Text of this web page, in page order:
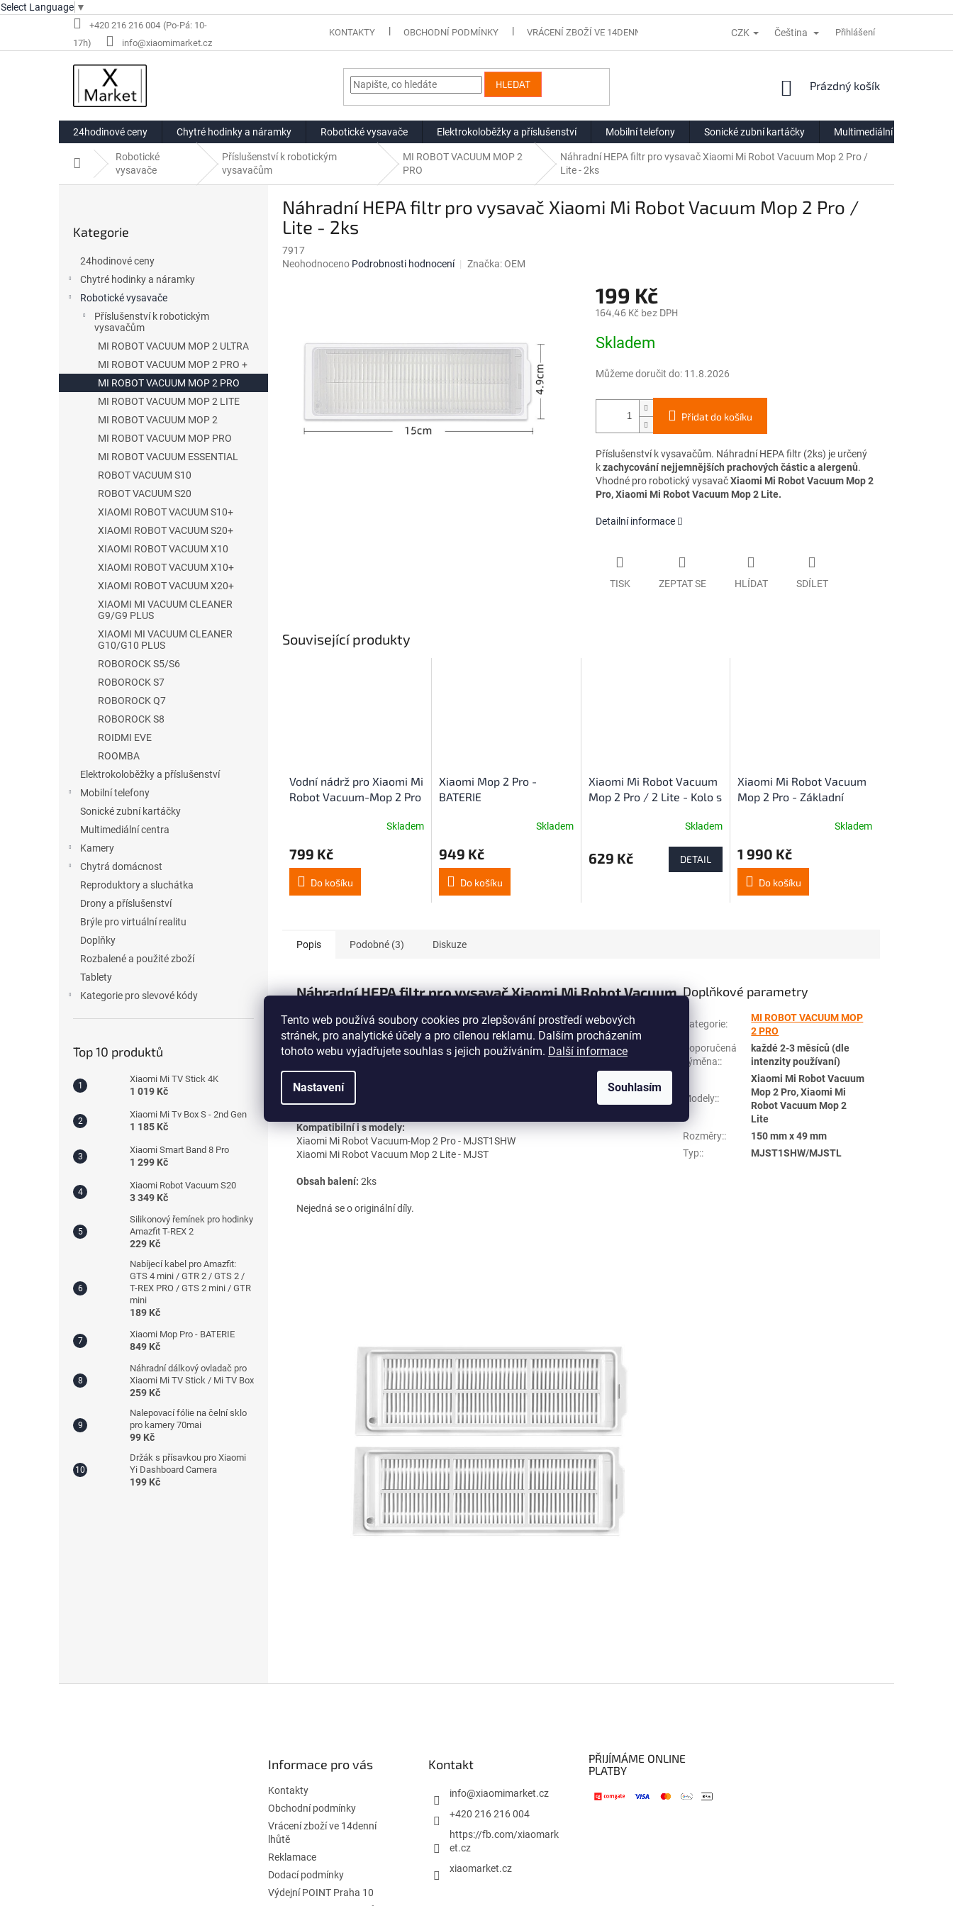
Select Language ▼
Tento web používá soubory cookies pro zlepšování prostředí webových
stránek, pro analytické účely a pro cílenou reklamu. Dalším procházením
tohoto webu vyjadřujete souhlas s jejich používáním. Další informace
Nastavení Souhlasím
+420 216 216 004
info@xiaomimarket.cz
KONTAKTY OBCHODNÍ PODMÍNKY VRÁCENÍ ZBOŽÍ VE 14DENNÍ LHŮTĚ REKLAMACE DODACÍ PODMÍNKY
CZK Čeština Přihlášení
HLEDAT
NÁKUPNÍ
Prázdný košík
24hodinové ceny Chytré hodinky a náramky Robotické vysavače Elektrokoloběžky a příslušenství Mobilní telefony Sonické zubní kartáčky Multimediální centra
Domů
Robotické
vysavače
Příslušenství k robotickým
vysavačům
MI ROBOT VACUUM MOP 2
PRO
Náhradní HEPA filtr pro vysavač Xiaomi Mi Robot Vacuum Mop 2 Pro /
Lite - 2ks
e
l
kategorie
Kategorie
24hodinové ceny
Chytré hodinky a náramky
Robotické vysavače
Příslušenství k robotickým
vysavačům
MI ROBOT VACUUM MOP 2 ULTRA
MI ROBOT VACUUM MOP 2 PRO +
MI ROBOT VACUUM MOP 2 PRO
MI ROBOT VACUUM MOP 2 LITE
MI ROBOT VACUUM MOP 2
MI ROBOT VACUUM MOP PRO
MI ROBOT VACUUM ESSENTIAL
ROBOT VACUUM S10
ROBOT VACUUM S20
XIAOMI ROBOT VACUUM S10+
XIAOMI ROBOT VACUUM S20+
XIAOMI ROBOT VACUUM X10
XIAOMI ROBOT VACUUM X10+
XIAOMI ROBOT VACUUM X20+
XIAOMI MI VACUUM CLEANER
G9/G9 PLUS
XIAOMI MI VACUUM CLEANER
G10/G10 PLUS
ROBOROCK S5/S6
ROBOROCK S7
ROBOROCK Q7
ROBOROCK S8
ROIDMI EVE
ROOMBA
Elektrokoloběžky a příslušenství
Mobilní telefony
Sonické zubní kartáčky
Multimediální centra
Kamery
Chytrá domácnost
Reproduktory a sluchátka
Drony a příslušenství
Brýle pro virtuální realitu
Doplňky
Rozbalené a použité zboží
Tablety
Kategorie pro slevové kódy
Top 10 produktů
Xiaomi Mi TV Stick 4K
1 019 Kč
Xiaomi Mi Tv Box S - 2nd Gen
1 185 Kč
Xiaomi Smart Band 8 Pro
1 299 Kč
Xiaomi Robot Vacuum S20
3 349 Kč
Silikonový řemínek pro hodinky
Amazfit T-REX 2
229 Kč
Nabíjecí kabel pro Amazfit:
GTS 4 mini / GTR 2 / GTS 2 /
T-REX PRO / GTS 2 mini / GTR
mini
189 Kč
Xiaomi Mop Pro - BATERIE
849 Kč
Náhradní dálkový ovladač pro
Xiaomi Mi TV Stick / Mi TV Box
259 Kč
Nalepovací fólie na čelní sklo
pro kamery 70mai
99 Kč
Držák s přísavkou pro Xiaomi
Yi Dashboard Camera
199 Kč
Náhradní HEPA filtr pro vysavač Xiaomi Mi Robot Vacuum Mop 2 Pro /
Lite - 2ks
7917
Průměrné
Neohodnoceno Podrobnosti hodnocení Značka: OEM
199 Kč
164,46 Kč bez DPH
cena:
Skladem
Můžeme doručit do: 11.8.2026
Přidat do košíku
Příslušenství k vysavačům. Náhradní HEPA filtr (2ks) je určený
kzachycování nejjemnějších prachových částic a alergenů.
Vhodné pro robotický vysavačXiaomi Mi Robot Vacuum Mop 2
Pro, Xiaomi Mi Robot Vacuum Mop 2 Lite.
Detailní informace
TISK ZEPTAT SE HLÍDAT SDÍLET
Související produkty
Vodní nádrž pro Xiaomi Mi
Robot Vacuum-Mop 2 Pro
produktu
je
4,0
z
Skladem
799 Kč
Do košíku
Xiaomi Mop 2 Pro -
BATERIE
Skladem
949 Kč
Do košíku
Xiaomi Mi Robot Vacuum
Mop 2 Pro / 2 Lite - Kolo s
Skladem
629 Kč DETAIL
Xiaomi Mi Robot Vacuum
Mop 2 Pro - Základní
Skladem
1 990 Kč
Do košíku
Popis Podobné (3) Diskuze
Náhradní HEPA filtr pro vysavač Xiaomi Mi Robot Vacuum
Výrobce doporučuje měnit filtr přibližně každé 2-3 měsíce, dle intenzity
používání. Výměna filtru je důležitá pro správnou filtrační funkci vysavače a také
napomáhá kobnovení sacího výkonu vysavače.
Náhradní filtr
je vhodný pro robotické vysavače Xiaomi Mi Robot Vacuum Mop 2
Pro, Xiaomi Mi Robot Vacuum Mop 2 Lite. Kompatibilní s modely MJST1SHW, MJSTL.
Kompatibilní i s modely:
Xiaomi Mi Robot Vacuum-Mop 2 Pro - MJST1SHW
Xiaomi Mi Robot Vacuum Mop 2 Lite - MJST
Obsah balení: 2ks
Nejedná se o originální díly.
Doplňkové parametry
Kategorie:
MI ROBOT VACUUM MOP
2 PRO
Doporučená
výměna::
každé 2-3 měsíců (dle
intenzity používaní)
Modely::
Xiaomi Mi Robot Vacuum
Mop 2 Pro, Xiaomi Mi
Robot Vacuum Mop 2
Lite
Rozměry::
150 mm x 49 mm
Typ:: MJST1SHW/MJSTL
Informace pro vás
Kontakty
Obchodní podmínky
Vrácení zboží ve 14denní
lhůtě
Reklamace
Dodací podmínky
Výdejní POINT Praha 10
Kontakt
info@xiaomimarket.cz
+420 216 216 004
https://fb.com/xiaomark
et.cz
xiaomarket.cz
PŘIJÍMÁME ONLINE
PLATBY